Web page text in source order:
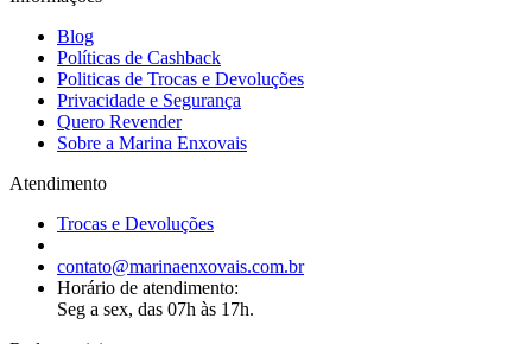
Blog
Políticas de Cashback
Politicas de Trocas e Devoluções
Privacidade e Segurança
Quero Revender
Sobre a Marina Enxovais
Atendimento
Trocas e Devoluções
contato@marinaenxovais.com.br
Horário de atendimento:
Seg a sex, das 07h às 17h.